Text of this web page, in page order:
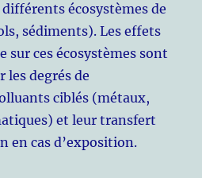
écosystèmes de
sédiments). Les effets
sur ces écosystèmes sont
les degrés de
ciblés (métaux,
et leur transfert
en cas d’exposition.